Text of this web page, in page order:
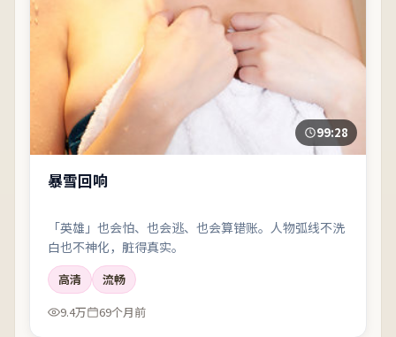
99:28
暴雪回响
「英雄」也会怕、也会逃、也会算错账。人物弧线不洗
白也不神化，脏得真实。
高清
流畅
9.4万
69个月前